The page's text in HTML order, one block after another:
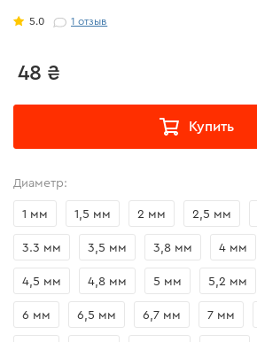
5.0 1отзыв
48 ₴
Купить
Диаметр:
1 мм 1,5 мм 2 мм 2,5 мм
3.3 мм 3,5 мм 3,8 мм 4 мм
4,5 мм 4,8 мм 5 мм 5,2 мм
6 мм 6,5 мм 6,7 мм 7 мм